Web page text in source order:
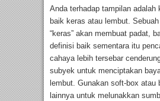
Anda terhadap tampilan adalah
baik keras atau lembut.
“keras” akan membuat padat,
definisi baik sementara itu
cahaya lebih tersebar
subyek untuk menciptakan
lembut. Gunakan soft-box atau
lainnya untuk melunakkan